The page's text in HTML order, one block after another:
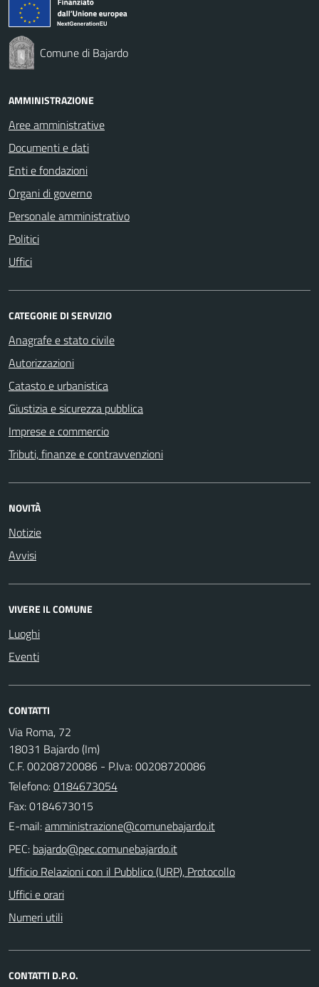
Comune di Bajardo
AMMINISTRAZIONE
Aree amministrative
Documenti e dati
Enti e fondazioni
Organi di governo
Personale amministrativo
Politici
Uffici
CATEGORIE DI SERVIZIO
Anagrafe e stato civile
Autorizzazioni
Catasto e urbanistica
Giustizia e sicurezza pubblica
Imprese e commercio
Tributi, finanze e contravvenzioni
NOVITÀ
Notizie
Avvisi
VIVERE IL COMUNE
Luoghi
Eventi
CONTATTI
Via Roma, 72
18031 Bajardo (Im)
C.F. 00208720086 - P.Iva: 00208720086
Telefono:0184673054
Fax: 0184673015
E-mail:
PEC:
Ufficio Relazioni con il Pubblico (URP), Protocollo
Uffici e orari
Numeri utili
CONTATTI D.P.O.